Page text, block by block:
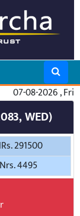
07-08-2026 , Fri
WED)
291500
Nrs. 4495